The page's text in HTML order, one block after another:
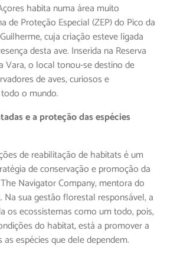
habita numa área muito
de Proteção Especial (ZEP) do Pico da
cuja criação esteve ligada
desta ave. Inserida na Reserva
Vara, o local tonou-se destino de
de aves, curiosos e
o mundo.
e a proteção das espécies
de reabilitação de habitats é um
de conservação e promoção da
Navigator Company, mentora do
Na sua gestão florestal responsável, a
os ecossistemas como um todo, pois,
do habitat, está a promover a
espécies que dele dependem.